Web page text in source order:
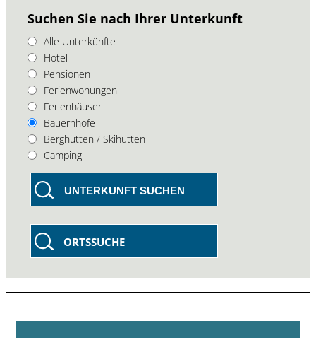
Suchen Sie nach Ihrer Unterkunft
Alle Unterkünfte
Hotel
Pensionen
Ferienwohungen
Ferienhäuser
Bauernhöfe
Berghütten / Skihütten
Camping
UNTERKUNFT SUCHEN
ORTSSUCHE